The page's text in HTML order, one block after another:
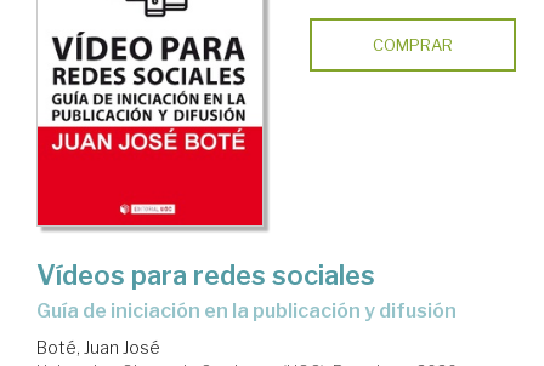
COMPRAR
Vídeos para redes sociales
Guía de iniciación en la publicación y difusión
Boté, Juan José